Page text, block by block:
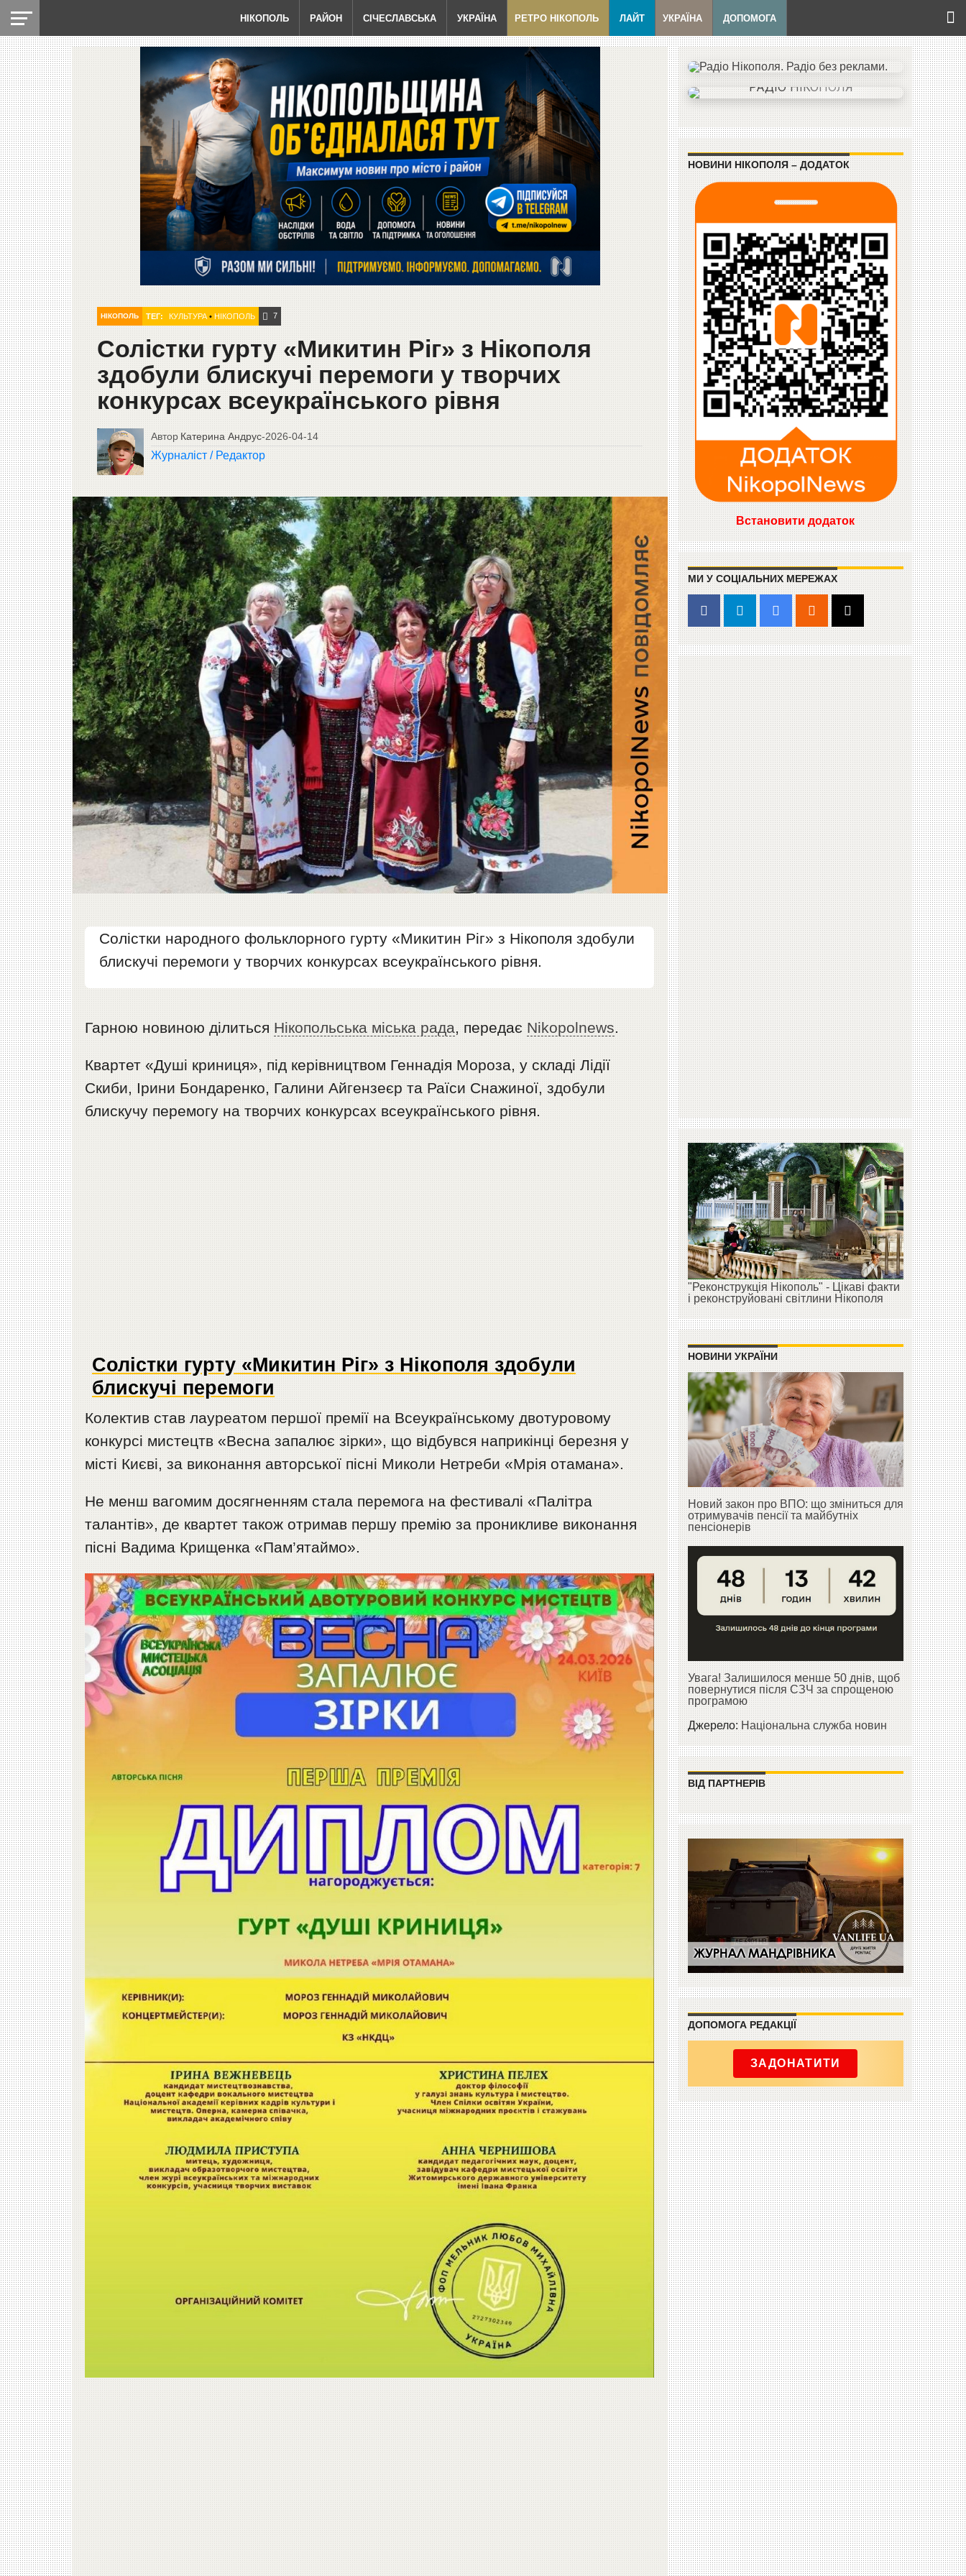
НІКОПОЛЬ РАЙОН СІЧЕСЛАВСЬКА УКРАЇНА РЕТРО НІКОПОЛЬ ЛАЙТ УКРАЇНА ДОПОМОГА
НІКОПОЛЬ ТЕГ: КУЛЬТУРА• НІКОПОЛЬ 7
Солістки гурту «Микитин Ріг» з Нікополя
здобули блискучі перемоги у творчих
конкурсах всеукраїнського рівня
Автор Катерина Андрус-2026-04-14
Журналіст / Редактор
Солістки народного фольклорного гурту «Микитин Ріг» з Нікополя здобули
блискучі перемоги у творчих конкурсах всеукраїнського рівня.
Гарною новиною ділиться Нікопольська міська рада, передає Nikopolnews.
Квартет «Душі криниця», під керівництвом Геннадія Мороза, у складі Лідії
Скиби, Ірини Бондаренко, Галини Айгензеєр та Раїси Снажиної, здобули
блискучу перемогу на творчих конкурсах всеукраїнського рівня.
Солістки гурту «Микитин Ріг» з Нікополя здобули
блискучі перемоги
Колектив став лауреатом першої премії на Всеукраїнському двотуровому
конкурсі мистецтв «Весна запалює зірки», що відбувся наприкінці березня у
місті Києві, за виконання авторської пісні Миколи Нетреби «Мрія отамана».
Не менш вагомим досягненням стала перемога на фестивалі «Палітра
талантів», де квартет також отримав першу премію за проникливе виконання
пісні Вадима Крищенка «Пам’ятаймо».
НОВИНИ НІКОПОЛЯ – ДОДАТОК
Встановити додаток
МИ У СОЦІАЛЬНИХ МЕРЕЖАХ
"Реконструкція Нікополь" - Цікаві факти
і реконструйовані світлини Нікополя
НОВИНИ УКРАЇНИ
Новий закон про ВПО: що зміниться для
отримувачів пенсії та майбутніх
пенсіонерів
Увага! Залишилося менше 50 днів, щоб
повернутися після СЗЧ за спрощеною
програмою
Джерело:Національна служба новин
ВІД ПАРТНЕРІВ
ДОПОМОГА РЕДАКЦІЇ
ЗАДОНАТИТИ